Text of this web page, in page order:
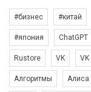
#бизнес #китай
#япония ChatGPT
Rustore VK
Алгоритмы Алиса